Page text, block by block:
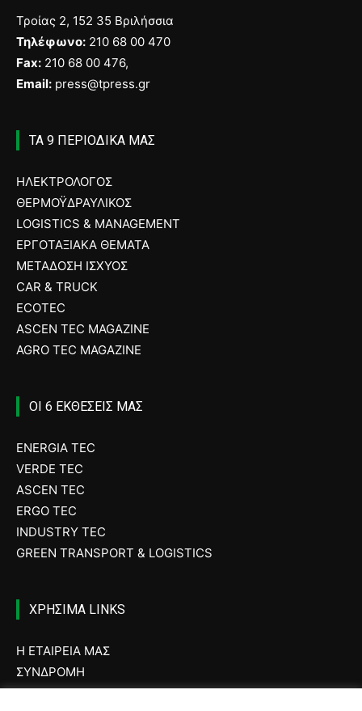
Τροίας 2, 152 35 Βριλήσσια
Τηλέφωνο: 210 68 00 470
Fax: 210 68 00 476,
Email: press@tpress.gr
ΤΑ 9 ΠΕΡΙΟΔΙΚΑ ΜΑΣ
ΗΛΕΚΤΡΟΛΟΓΟΣ
ΘΕΡΜΟΫΔΡΑΥΛΙΚΟΣ
LOGISTICS & MANAGEMENT
ΕΡΓΟΤΑΞΙΑΚΑ ΘΕΜΑΤΑ
ΜΕΤΑΔΟΣΗ ΙΣΧΥΟΣ
CAR & TRUCK
ECOTEC
ASCEN TEC MAGAZINE
AGRO TEC MAGAZINE
ΟΙ 6 ΕΚΘΕΣΕΙΣ ΜΑΣ
ENERGIA TEC
VERDE TEC
ASCEN TEC
ERGO TEC
INDUSTRY TEC
GREEN TRANSPORT & LOGISTICS
ΧΡΗΣΙΜΑ LINKS
Η ΕΤΑΙΡΕΙΑ ΜΑΣ
ΣΥΝΔΡΟΜΗ
ΔΙΑΦΗΜΙΣΗ